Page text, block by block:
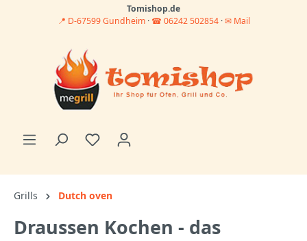
Tomishop.de
📍 D-67599 Gundheim · ☎ 06242 502854·✉ Mail
Grills Dutch oven
Draussen Kochen - das